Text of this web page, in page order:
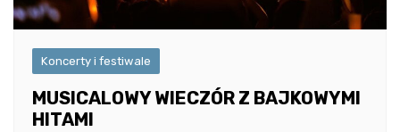
Koncerty i festiwale
MUSICALOWY WIECZÓR Z BAJKOWYMI
HITAMI